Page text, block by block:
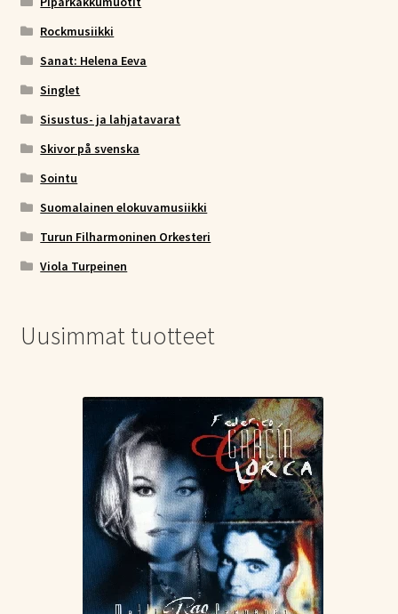
Rockmusiikki
Sanat: Helena Eeva
Singlet
Sisustus- ja lahjatavarat
Skivor på svenska
Sointu
Suomalainen elokuvamusiikki
Turun Filharmoninen Orkesteri
Viola Turpeinen
Uusimmat tuotteet